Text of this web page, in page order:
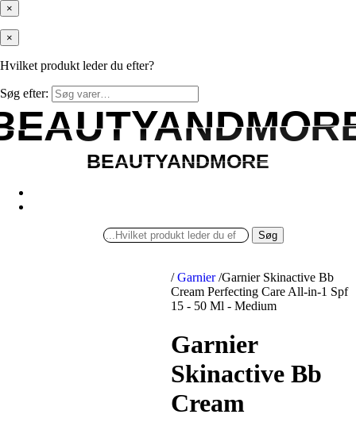
×
×
Hvilket produkt leder du efter?
Søg efter:
BEAUTYANDMORE
BEAUTYANDMORE
Søg
/ Garnier /Garnier Skinactive Bb
Cream Perfecting Care All-in-1 Spf
15 - 50 Ml - Medium
Garnier
Skinactive Bb
Cream